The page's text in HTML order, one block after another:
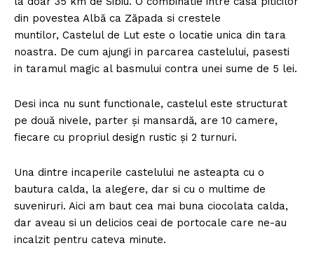
din povestea Albă ca Zăpada si crestele
muntilor, Castelul de Lut este o locatie unica din tara
noastra. De cum ajungi in parcarea castelului, pasesti
in taramul magic al basmului contra unei sume de 5 lei.
Desi inca nu sunt functionale, castelul este structurat
pe două nivele, parter și mansardă, are 10 camere,
fiecare cu propriul design rustic și 2 turnuri.
Una dintre incaperile castelului ne asteapta cu o
bautura calda, la alegere, dar si cu o multime de
suveniruri. Aici am baut cea mai buna ciocolata calda,
dar aveau si un delicios ceai de portocale care ne-au
incalzit pentru cateva minute.